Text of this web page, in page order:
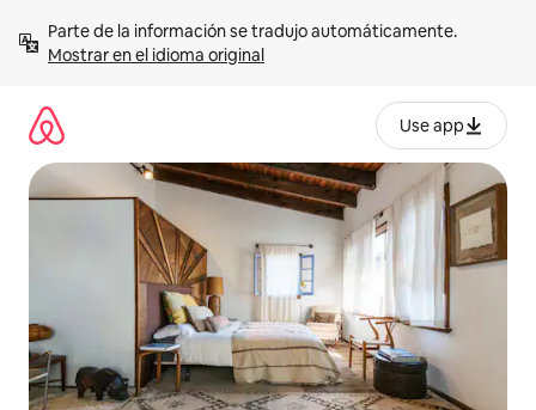
contenidoMostrar en el idioma original
Use app